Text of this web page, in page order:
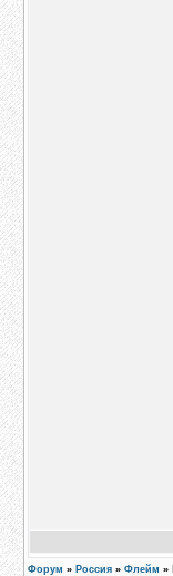
Форум » Россия » Флейм »